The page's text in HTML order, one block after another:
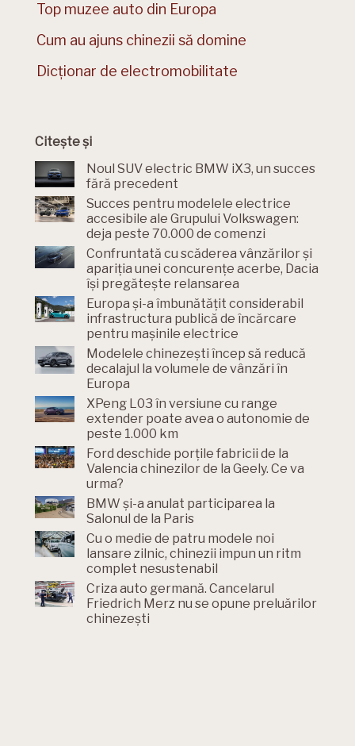
Top muzee auto din Europa
Cum au ajuns chinezii să domine
Dicționar de electromobilitate
Citește și
Noul SUV electric BMW iX3, un succes
fără precedent
Succes pentru modelele electrice
accesibile ale Grupului Volkswagen:
deja peste 70.000 de comenzi
Confruntată cu scăderea vânzărilor și
apariția unei concurențe acerbe, Dacia
își pregătește relansarea
Europa și-a îmbunătățit considerabil
infrastructura publică de încărcare
pentru mașinile electrice
Modelele chinezești încep să reducă
decalajul la volumele de vânzări în
Europa
XPeng L03 în versiune cu range
extender poate avea o autonomie de
peste 1.000 km
Ford deschide porțile fabricii de la
Valencia chinezilor de la Geely. Ce va
urma?
BMW și-a anulat participarea la
Salonul de la Paris
Cu o medie de patru modele noi
lansare zilnic, chinezii impun un ritm
complet nesustenabil
Criza auto germană. Cancelarul
Friedrich Merz nu se opune preluărilor
chinezești